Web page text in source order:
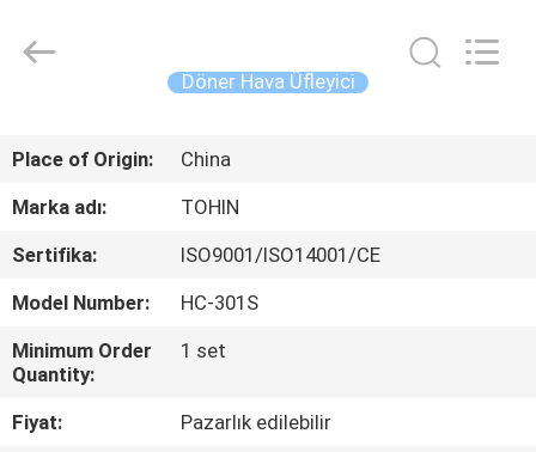
ÜRÜN:%
S
VİDEOLAR
HAKKIMIZDA
(Jiangsu)
Döner Hava Üfleyici
Place of Origin:
China
Marka adı:
TOHIN
Sertifika:
ISO9001/ISO14001/CE
Model Number:
HC-301S
Minimum Order
Quantity:
1 set
Fiyat:
Pazarlık edilebilir